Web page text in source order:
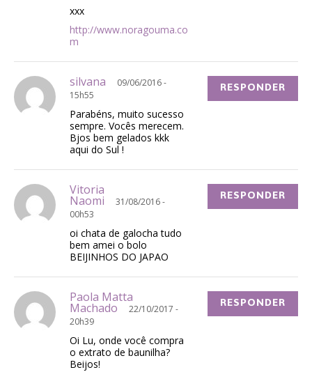
xxx
http://www.noragouma.co
m
silvana
09/06/2016 -
15h55
Parabéns, muito sucesso
sempre. Vocês merecem.
Bjos bem gelados kkk
aqui do Sul !
RESPONDER
Vitoria
Naomi
31/08/2016 -
00h53
oi chata de galocha tudo
bem amei o bolo
BEIJINHOS DO JAPAO
RESPONDER
Paola Matta
Machado
22/10/2017 -
20h39
Oi Lu, onde você compra
o extrato de baunilha?
Beijos!
RESPONDER